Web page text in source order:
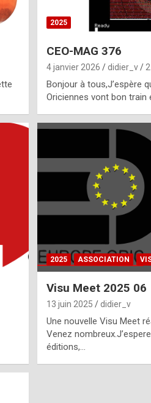
2025
CEO-MAG 376
4 janvier 2026 didier_v
Bonjour à tous,J’espère
Oriciennes vont bon train
2025 ASSOCIATION
Visu Meet 2025 06
13 juin 2025 didier_v
Une nouvelle Visu Meet
Venez
éditions,…